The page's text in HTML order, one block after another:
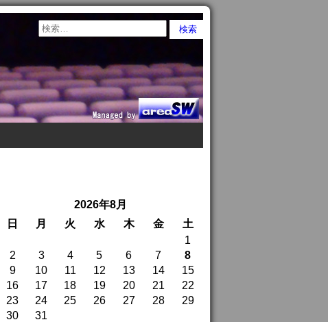
2026年8月
日
月 火 水 木 金 土
1
2
3 4 5 6 7
8
9
10 11 12 13 14
15
16
17 18 19 20 21
22
23
24 25 26 27 28
29
30
31